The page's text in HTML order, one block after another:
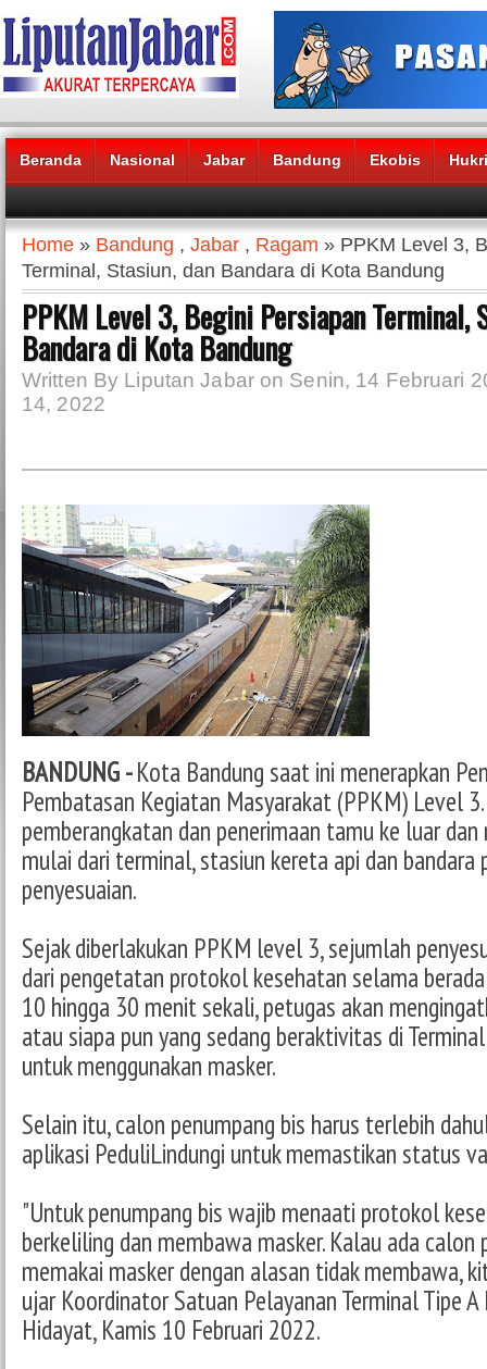
Beranda Nasional Jabar Bandung Ekobis
Headlines News :
Home » Bandung , Jabar , Ragam » PPKM Level 3,
Terminal, Stasiun, dan Bandara di Kota Bandung
PPKM Level 3, Begini Persiapan Terminal,
Bandara di Kota Bandung
Written By Liputan Jabar on Senin, 14 Februari
14, 2022
BANDUNG -Kota Bandung saat ini menerapkan
Pembatasan Kegiatan Masyarakat (PPKM) Level
pemberangkatan dan penerimaan tamu ke luar
mulai dari terminal, stasiun kereta api dan bandara
penyesuaian.
Sejak diberlakukan PPKM level 3, sejumlah
dari pengetatan protokol kesehatan selama
10 hingga 30 menit sekali, petugas akan
atau siapa pun yang sedang beraktivitas di
untuk menggunakan masker.
Selain itu, calon penumpang bis harus terlebih
aplikasi PeduliLindungi untuk memastikan status
"Untuk penumpang bis wajib menaati protokol
berkeliling dan membawa masker. Kalau ada calon
memakai masker dengan alasan tidak membawa,
ujar Koordinator Satuan Pelayanan Terminal Tipe A
Hidayat, Kamis 10 Februari 2022.